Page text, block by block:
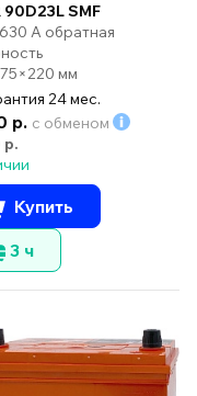
90D23L SMF
А обратная
мм
24 мес.
р. с обменом
р.
Купить
3 ч